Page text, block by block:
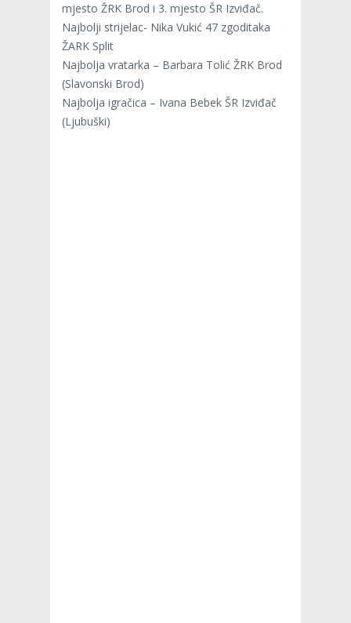
mjesto ŽRK Brod i 3. mjesto ŠR Izviđač.
Najbolji strijelac- Nika Vukić 47 zgoditaka
ŽARK Split
Najbolja vratarka – Barbara Tolić ŽRK Brod
(Slavonski Brod)
Najbolja igračica – Ivana Bebek ŠR Izviđač
(Ljubuški)